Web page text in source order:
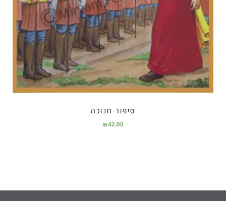
סיפור חנוכה
₪42.00